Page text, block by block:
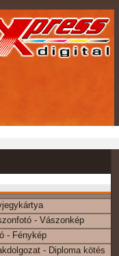
- Vászonkép
- Fénykép
- Diploma kötés